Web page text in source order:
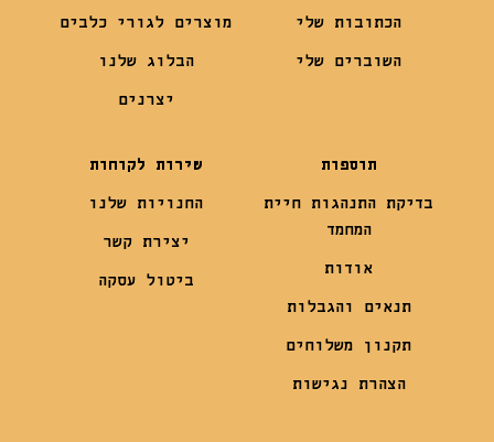
הכתובות שלי
השוברים שלי
מוצרים לגורי כלבים
הבלוג שלנו
יצרנים
תוספות
בדיקת התנהגות חיית
המחמד
אודות
תנאים והגבלות
תקנון משלוחים
הצהרת נגישות
שירות לקוחות
החנויות שלנו
יצירת קשר
ביטול עסקה